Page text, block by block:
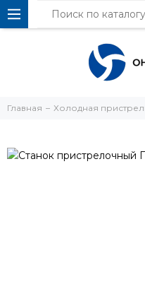
Главная Холодная